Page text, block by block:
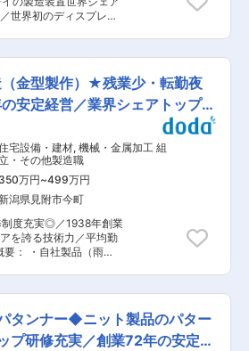
職場環境を整えたり、
県ハッピー・パートナ
。育児休業が取得しや
を除く）そのため、日
です。 変更の範
地で組立を実施。プロ
、制御設計約10名の
担当業務に応じて国内
発に挑戦できます。 ■
ェアを誇る装置の設計に
上げまで一貫して担当
の裁量と達成感を得ら
や海外対応もあり、グ
けます。 ■働く環
得率は女性100％・男
など福利厚生も充実
制度が整っています。
相談可 ・時短勤務制
バルな経験を積める
性を高めるだけでな
トマネジメントなど多
成長を目指せます。 ■
、世界で初めて有機
して、真空技術を核に
域への展開を進め、持
世界初のディスプレイ
メーカーが急ピッチで
。パネルメーカーのト
、同社の装置への引き
す。そのような事業環
対応する生産体制をよ
複数名の募集を実施し
機ELディスプレイお
気制御設計業務をお任
機ELディスプレイ製造
置を中心に、真空中で
封止まで全自動で連続
空技術応用装置等を製
は従来、「特機」と言
中心でしたが、近年、
産対応を行っていま
開発・設計実績を活か
置が中心です。 ■福利厚
やすい職場環境とプライ
な制度をご用意してい
（金型製作）★残業少・転勤夜
安定経営／業界シェアトップク
宅設備・建材, 機械・金属加工 組
・その他製造職
350万円~499万円
潟県見附市今町
度充実◎／1938年創業
を誇る技術力／平均勤
様々な経験を積むこと
脂、カラー・リベット
※同社ではジョブロー
タンナー◆ニット製品のパター
プ研修充実／創業72年の安定成